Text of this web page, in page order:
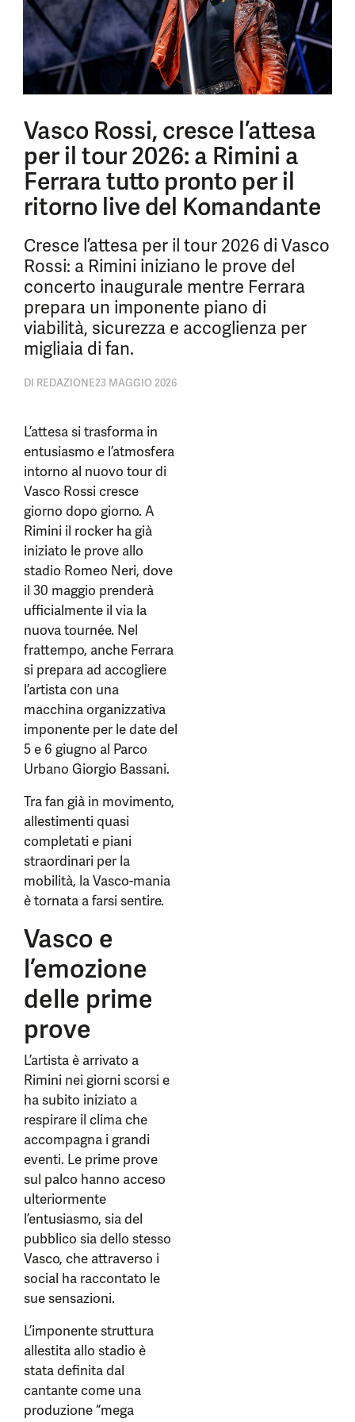
Vasco Rossi, cresce l’attesa
per il tour 2026: a Rimini a
Ferrara tutto pronto per il
ritorno live del Komandante
Cresce l’attesa per il tour 2026 di Vasco
Rossi: a Rimini iniziano le prove del
concerto inaugurale mentre Ferrara
prepara un imponente piano di
viabilità, sicurezza e accoglienza per
migliaia di fan.
DI REDAZIONE23 MAGGIO 2026
L’attesa si trasforma in
entusiasmo e l’atmosfera
intorno al nuovo tour di
Vasco Rossi cresce
giorno dopo giorno. A
Rimini il rocker ha già
iniziato le prove allo
stadio Romeo Neri, dove
il 30 maggio prenderà
ufficialmente il via la
nuova tournée. Nel
frattempo, anche Ferrara
si prepara ad accogliere
l’artista con una
macchina organizzativa
imponente per le date del
5 e 6 giugno al Parco
Urbano Giorgio Bassani.
Tra fan già in movimento,
allestimenti quasi
completati e piani
straordinari per la
mobilità, la Vasco-mania
è tornata a farsi sentire.
Vasco e
l’emozione
delle prime
prove
L’artista è arrivato a
Rimini nei giorni scorsi e
ha subito iniziato a
respirare il clima che
accompagna i grandi
eventi. Le prime prove
sul palco hanno acceso
ulteriormente
l’entusiasmo, sia del
pubblico sia dello stesso
Vasco, che attraverso i
social ha raccontato le
sue sensazioni.
L’imponente struttura
allestita allo stadio è
stata definita dal
cantante come una
produzione “mega